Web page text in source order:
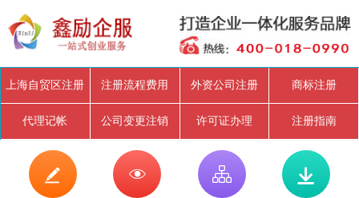
上海自贸区注册 注册流程费用 外资公司注册 商标注册
代理记帐 公司变更注销 许可证办理 注册指南
   